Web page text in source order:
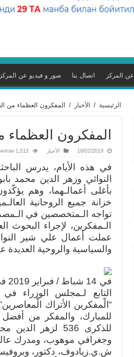
عن المركز اتصال بنا صور و فيديو عن المركز
الرئيسية / الأخبار / المفكرون العظماء من
المفكرون العظماء
18/02/2019 الأخبار 1,512 кўрилган
في هذه الأيام، يدرس
النوائي وزهر الدين محمد
بأغلى أعمالـهما، وهم
خزانة جميع الروحانية
تواجه الـمتخصصين في
الـمفكرين، لإجراء البحوث
عملت أعمال علي شير
والسياسية والروحية العديدة
التابع لـمجلس الوزراء
للمبارك، والمفكر من
للذكرى 536
وجغرافي موهوب، ومدرك
ش.ي.زيادوف، دكتور،